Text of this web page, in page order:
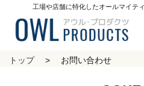
工場や店舗に特化したオールマイテ
トップ お問い合わせ